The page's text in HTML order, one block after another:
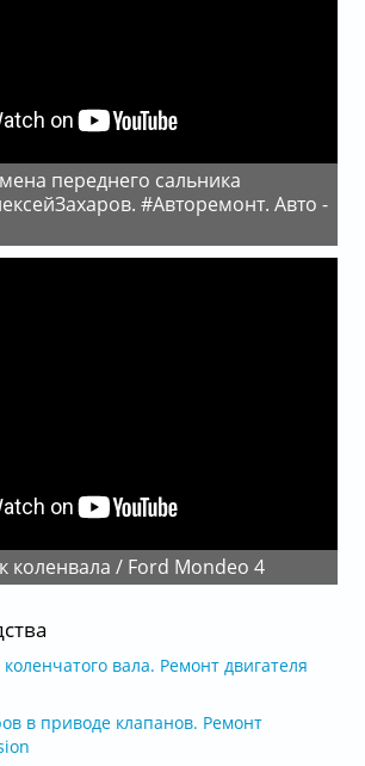
#Авторемонт. Авто -
коленвала / Ford Mondeo 4
вала. Ремонт двигателя
в приводе клапанов. Ремонт